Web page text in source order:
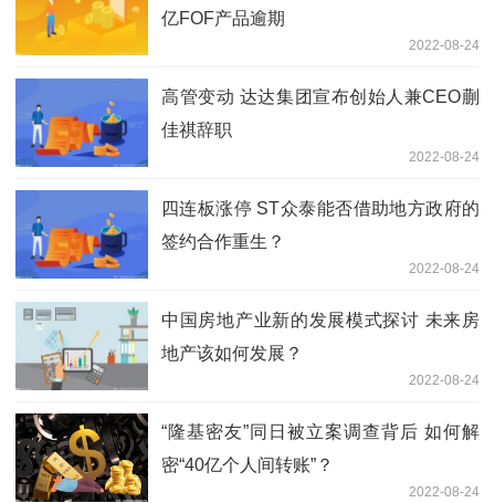
亿FOF产品逾期
2022-08-24
高管变动 达达集团宣布创始人兼CEO蒯
佳祺辞职
2022-08-24
四连板涨停 ST众泰能否借助地方政府的
签约合作重生？
2022-08-24
中国房地产业新的发展模式探讨 未来房
地产该如何发展？
2022-08-24
“隆基密友”同日被立案调查背后 如何解
密“40亿个人间转账”？
2022-08-24